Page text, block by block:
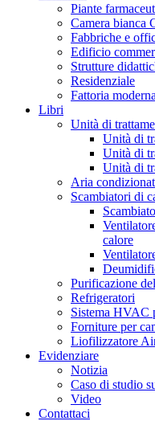
Piante
Camera bianca
Fabbriche e
Edificio
Strutture
Residenziale
Fattoria moderna
Libri
Unità di
Unità di
Unità di
Unità di
Aria
Scambiatori di
calore
Purificazione
Refrigeratori
Sistema HVAC
Forniture per
Liofilizzatore
Evidenziare
Notizia
Caso di studio
Video
Contattaci